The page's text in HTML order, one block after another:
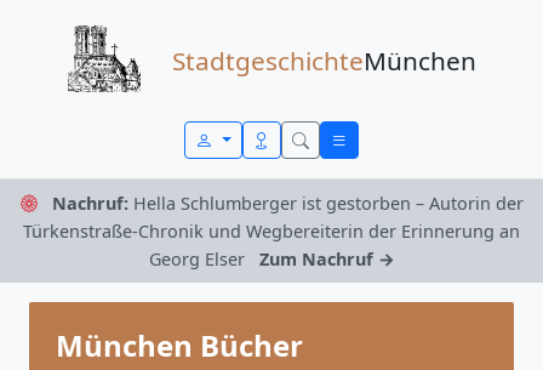
StadtgeschichteMünchen
Nachruf: Hella Schlumberger ist gestorben – Autorin der
Türkenstraße-Chronik und Wegbereiterin der Erinnerung an
Georg Elser
Zum Nachruf →
München Bücher